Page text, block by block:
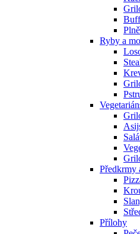
Ryby a
Předkrmy
Přílohy